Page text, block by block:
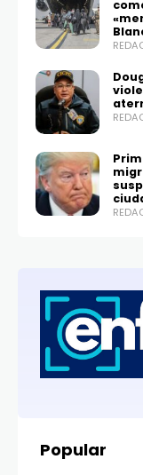
Popular